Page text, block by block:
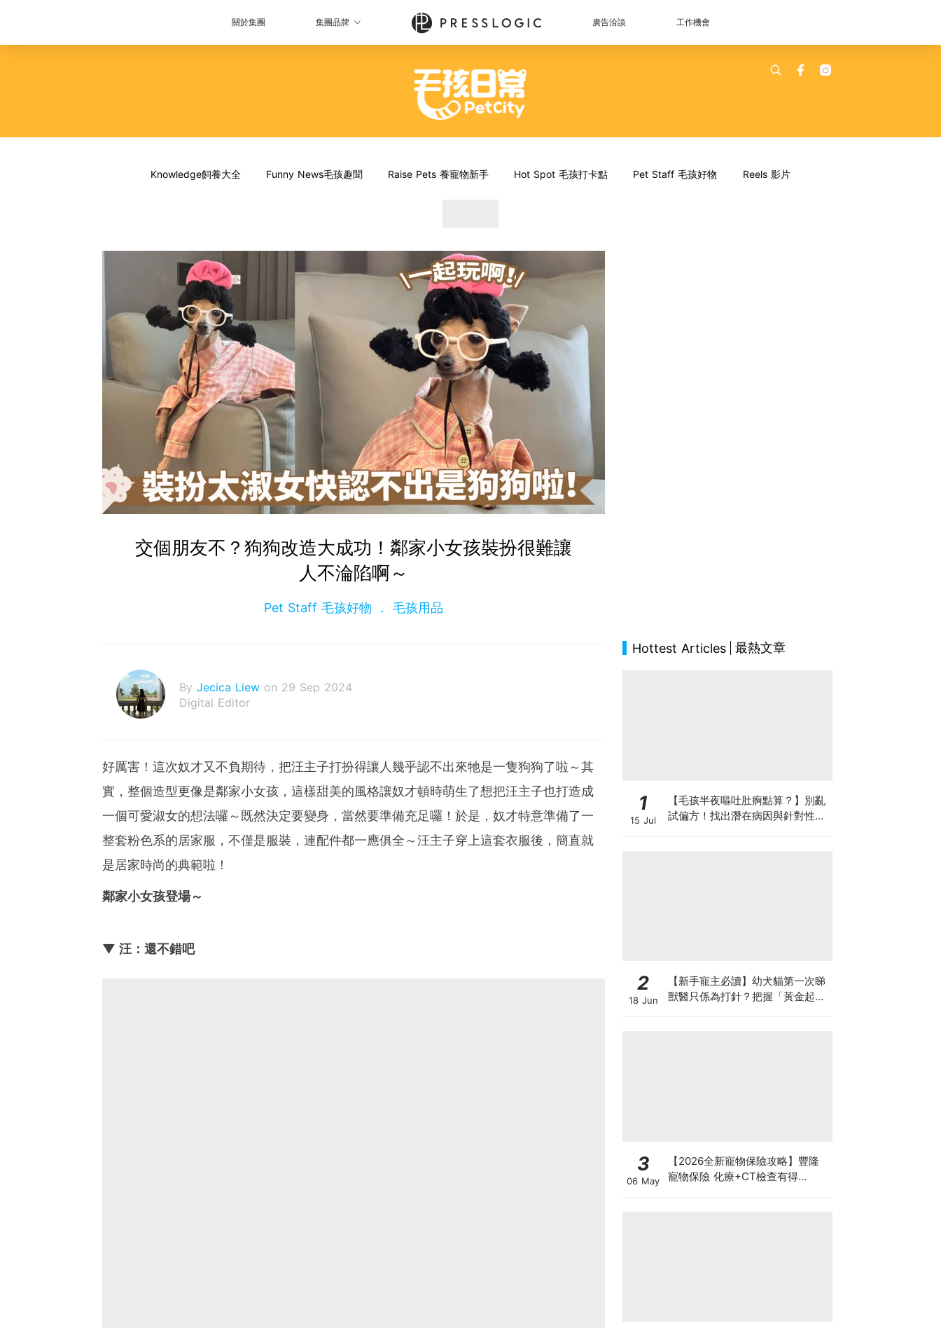
關於集團 集團品牌 廣告洽談 工作機會
Knowledge飼養大全 Funny News毛孩趣聞 Raise Pets 養寵物新手 Hot Spot 毛孩打卡點 Pet Staff 毛孩好物 Reels 影片
交個朋友不？狗狗改造大成功！鄰家小女孩裝扮很難讓
人不淪陷啊～
Pet Staff 毛孩好物 毛孩用品
By Jecica Liew on 29 Sep 2024
Digital Editor
好厲害！這次奴才又不負期待，把汪主子打扮得讓人幾乎認不出來牠是一隻狗狗了啦～其
實，整個造型更像是鄰家小女孩，這樣甜美的風格讓奴才頓時萌生了想把汪主子也打造成
一個可愛淑女的想法囉～既然決定要變身，當然要準備充足囉！於是，奴才特意準備了一
整套粉色系的居家服，不僅是服裝，連配件都一應俱全～汪主子穿上這套衣服後，簡直就
是居家時尚的典範啦！
鄰家小女孩登場～
▼ 汪：還不錯吧
Hottest Articles 最熱文章
1
15 Jul
【毛孩半夜嘔吐肚痾點算？】別亂
試偏方！找出潛在病因與針對性營
2
18 Jun
【新手寵主必讀】幼犬貓第一次睇
獸醫只係為打針？把握「黃金起跑
3
06 May
【2026全新寵物保險攻略】豐隆
寵物保險 化療+CT檢查有得